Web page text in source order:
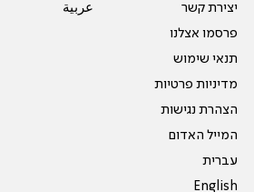
יצירת קשר
פרסמו אצלנו
תנאי שימוש
מדיניות פרטיות
הצהרת נגישות
המייל האדום
עברית
English
عربية